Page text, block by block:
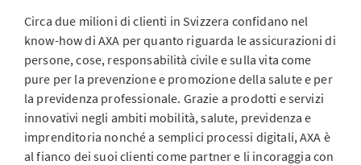
Circa due milioni di clienti in Svizzera confidano nel
know-how di AXA per quanto riguarda le assicurazioni di
persone, cose, responsabilità civile e sulla vita come
pure per la prevenzione e promozione della salute e per
la previdenza professionale. Grazie a prodotti e servizi
innovativi negli ambiti mobilità, salute, previdenza e
imprenditoria nonché a semplici processi digitali, AXA è
al fianco dei suoi clienti come partner e li incoraggia con